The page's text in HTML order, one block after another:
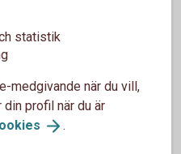
lån?
om ett nytt lån och välja att
statistik
medgivande när du vill,
profil när du är
.